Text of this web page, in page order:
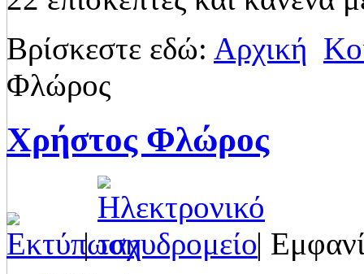
Βρίσκεστε εδώ: Αρχική
Φλώρος
Χρήστος Φλώρος
|
|